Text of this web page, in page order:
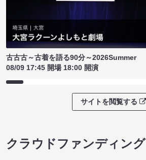
古古古～古着を語る90分～2026Summer
08/09 17:45 開場 18:00 開演
サイトを閲覧する
クラウドファンディング